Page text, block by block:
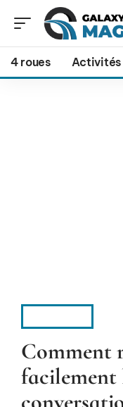
4 roues Activités
Comment
facilement